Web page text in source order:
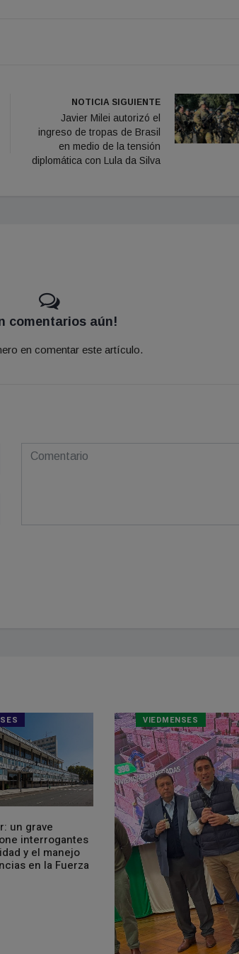
NOTICIA SIGUIENTE
Javier Milei autorizó el
ingreso de tropas de Brasil
en medio de la tensión
diplomática con Lula da Silva
comentarios aún!
en comentar este artículo.
un grave
interrogantes
y el manejo
en la Fuerza
VIEDMENSES